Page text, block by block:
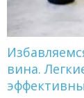
вина.